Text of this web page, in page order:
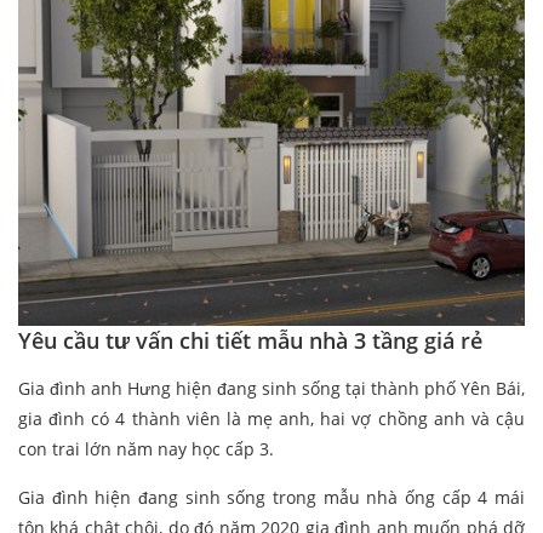
Yêu cầu tư vấn chi tiết mẫu nhà 3 tầng giá rẻ
Gia đình anh Hưng hiện đang sinh sống tại thành phố Yên Bái,
gia đình có 4 thành viên là mẹ anh, hai vợ chồng anh và cậu
con trai lớn năm nay học cấp 3.
Gia đình hiện đang sinh sống trong mẫu nhà ống cấp 4 mái
tôn khá chật chội, do đó năm 2020 gia đình anh muốn phá dỡ